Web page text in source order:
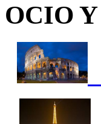
OCIO